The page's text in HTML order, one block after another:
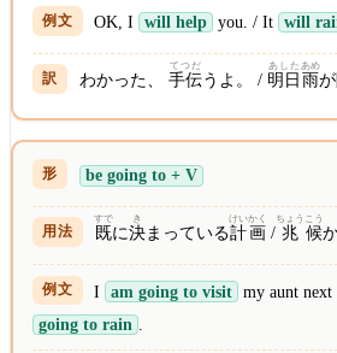
OK, I will help you. / It will
わかった、手伝
てつだ
うよ。 / 明日
あした
雨
あめ
が
be going to + V
既
すで
に決
き
まっている計
けい
画
かく
/ 兆
ちょう
候
こう
I am going to visit my aunt
going to rain .